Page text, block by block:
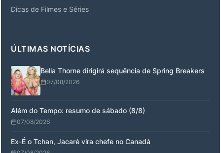
Dicas de Filmes e Séries
ÚLTIMAS NOTÍCIAS
Bella Thorne dirigirá sequência de Spring Breakers
07/08/2026
Além do Tempo: resumo de sábado (8/8)
07/08/2026
Ex-É o Tchan, Jacaré vira chefe no Canadá